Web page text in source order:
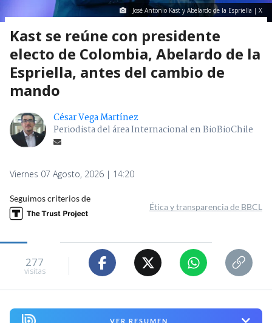
José Antonio Kast y Abelardo de la Espriella | X
Kast se reúne con presidente
electo de Colombia, Abelardo de la
Espriella, antes del cambio de
mando
César Vega Martínez
Periodista del área Internacional en BioBioChile
Viernes 07 Agosto, 2026 | 14:20
Seguimos criterios de
Ética y transparencia de BBCL
277
visitas
VER RESUMEN